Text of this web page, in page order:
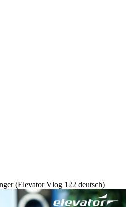
(Elevator Vlog 122 deutsch)